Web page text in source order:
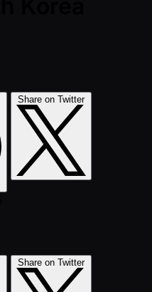
Share on Twitter
Share on Twitter